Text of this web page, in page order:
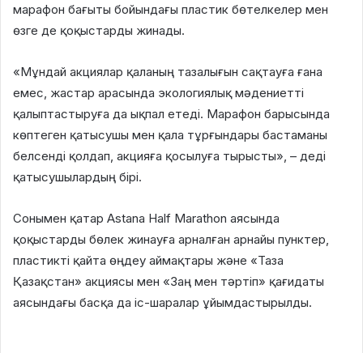
марафон бағыты бойындағы пластик бөтелкелер мен
өзге де қоқыстарды жинады.
«Мұндай акциялар қаланың тазалығын сақтауға ғана
емес, жастар арасында экологиялық мәдениетті
қалыптастыруға да ықпал етеді. Марафон барысында
көптеген қатысушы мен қала тұрғындары бастаманы
белсенді қолдап, акцияға қосылуға тырысты», – деді
қатысушылардың бірі.
Сонымен қатар Astana Half Marathon аясында
қоқыстарды бөлек жинауға арналған арнайы пунктер,
пластикті қайта өңдеу аймақтары және «Таза
Қазақстан» акциясы мен «Заң мен тәртіп» қағидаты
аясындағы басқа да іс-шаралар ұйымдастырылды.